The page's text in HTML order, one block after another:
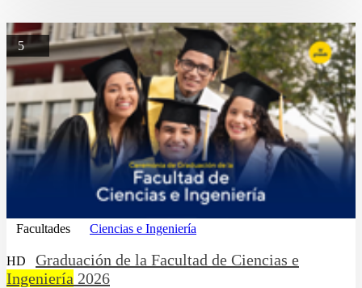
5
Facultades Ciencias e Ingeniería
HD
Graduación de la Facultad de Ciencias e
Ingeniería 2026